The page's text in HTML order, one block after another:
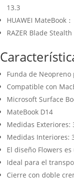
13.3
HUAWEI MateBook
RAZER Blade Stealth
Funda de Neopreno
Compatible con
Microsoft Surface
MateBook D14
Medidas Exteriores:
Medidas Interiores:
El diseño Flowers
Ideal para el
Cierre con doble